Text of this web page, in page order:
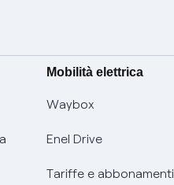
Mobilità elettrica
Waybox
Enel Drive
Tariffe e abbonamenti